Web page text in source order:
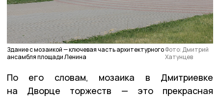
Здание с мозаикой — ключевая часть архитектурного
ансамбля площади Ленина
Фото: Дмитрий
Хатунцев
По его словам, мозаика в Дмитриевке
на Дворце торжеств — это прекрасная